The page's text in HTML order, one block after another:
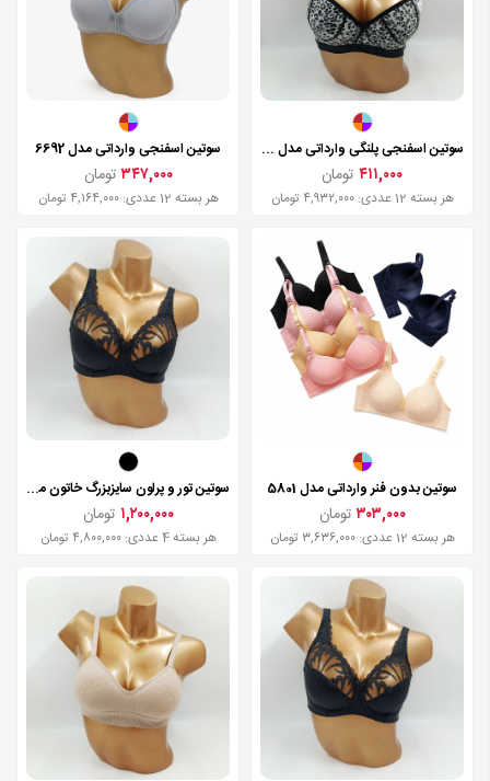
سوتین اسفنجی پلنگی وارداتی مدل 33
۴۱۱,۰۰۰ تومان
هر بسته 12 عددی: ۴,۹۳۲,۰۰۰ تومان
سوتین اسفنجی وارداتی مدل 6692
۳۴۷,۰۰۰تومان
هر بسته 12 عددی: ۴,۱۶۴,۰۰۰ تومان
سوتین بدون فنر وارداتی مدل 5801
۳۰۳,۰۰۰تومان
هر بسته 12 عددی: ۳,۶۳۶,۰۰۰ تومان
سوتین تور و پرلون سایزبزرگ خاتون مدل 1080
۱,۲۰۰,۰۰۰ تومان
هر بسته 4 عددی: ۴,۸۰۰,۰۰۰ تومان